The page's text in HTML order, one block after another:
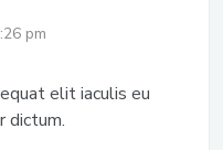
pm
elit iaculis eu
dictum.